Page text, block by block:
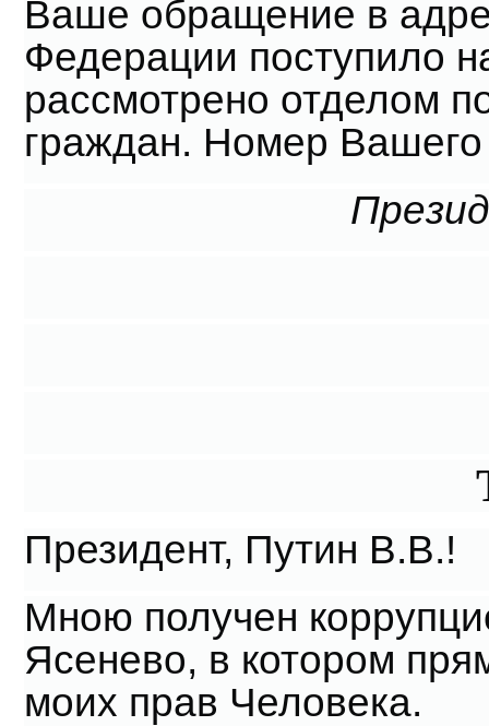
Ваше обращение в
Федерации поступило
рассмотрено отделом
граждан. Номер
Президент, Путин В.В.!
Мною получен
Ясенево, в котором
моих прав Человека.